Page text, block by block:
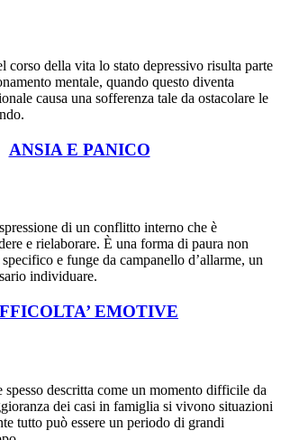
corso della vita lo stato depressivo risulta parte
mentale, quando questo diventa
causa una sofferenza tale da ostacolare le
ANSIA E PANICO
di un conflitto interno che è
e rielaborare. È una forma di paura non
e funge da campanello d’allarme, un
individuare.
EMOTIVE
spesso descritta come un momento difficile da
dei casi in famiglia si vivono situazioni
tutto può essere un periodo di grandi